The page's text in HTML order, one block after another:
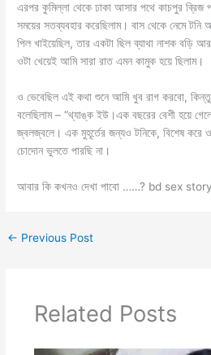
এরপর কুমিল্লা থেকে ঢাকা আসার পথে কাচপুর
সময়ের সতব্যবহার করেছিলাম। বাস থেকে নেমে টনি
পিল খাইয়েছিল, তার একটা ছিল ব্যাথা নাশক বড়ি
ওটা খেয়েই আমি সারা রাত এমন কামুক হয়ে ছিলাম।
ও ভেবেছিল এই কথা শুনে আমি খুব রাগ করবো,
বলেছিলাম – “থ্যাঙ্ক ইউ।এক বছরের বেশী হয়ে
জ্বলজ্বলে। এক মুহূর্তের জন্যও টনিকে, বিশেষ করে
চোদোন ভুলতে পারছি না।
আবার কি কখনও দেখা পাবো ……? bd sex story
← Previous Post
Related Posts